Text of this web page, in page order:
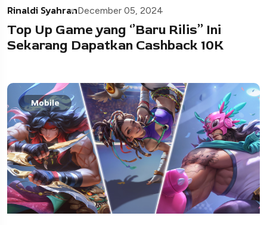
Rinaldi SyahranDecember 05, 2024
Top Up Game yang ‘’Baru Rilis’’ Ini
Sekarang Dapatkan Cashback 10K
Mobile